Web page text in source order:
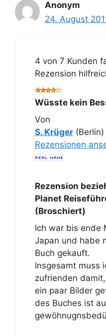
Anonym
24. August
4 von 7 Kunden
Rezension
Wüsste kein
Von
S. Krüger(Berlin)
Rezensionen
Rezension
Planet
(Broschiert)
Ich war bis ende
Japan und habe
Buch gekauft.
Insgesamt muss
zufrienden
ein paar Bilder
des Buches ist